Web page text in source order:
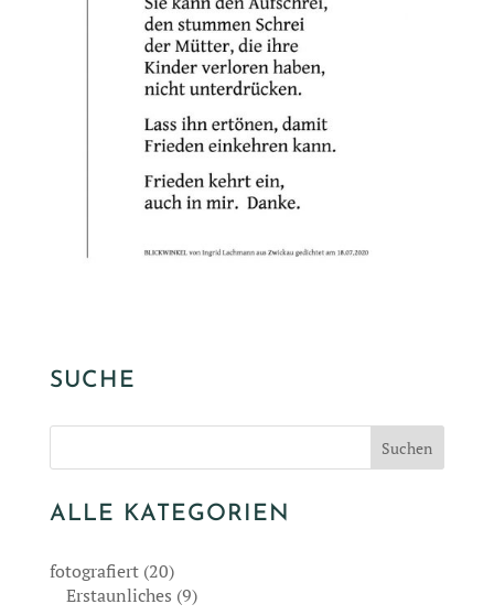
SUCHE
ALLE KATEGORIEN
fotografiert(20)
Erstaunliches (9)